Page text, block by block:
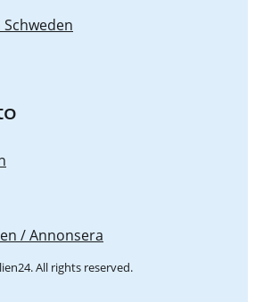
/ Annonsera
All rights reserved.